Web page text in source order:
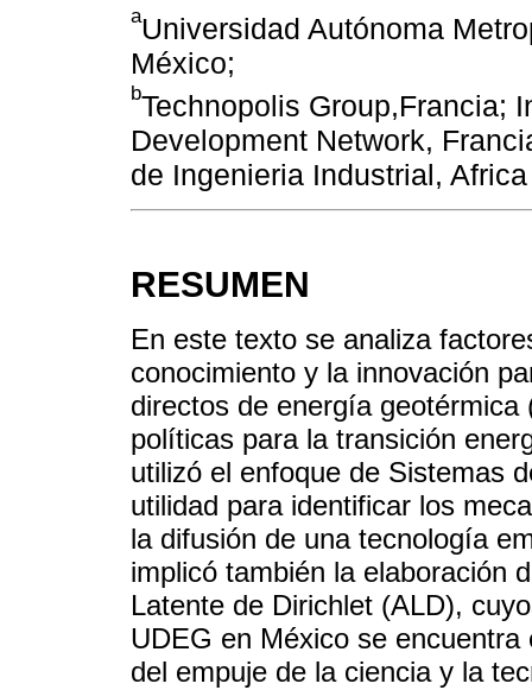
aUniversidad Autónoma
México;
bTechnopolis Group,Francia;
Development Network,
de Ingenieria Industrial,
RESUMEN
En este texto se analiza
conocimiento y la innovación
directos de energía
políticas para la transición
utilizó el enfoque de Sistemas
utilidad para identificar los
la difusión de una tecnología
implicó también la elaboración
Latente de Dirichlet (ALD),
UDEG en México se
del empuje de la ciencia y la